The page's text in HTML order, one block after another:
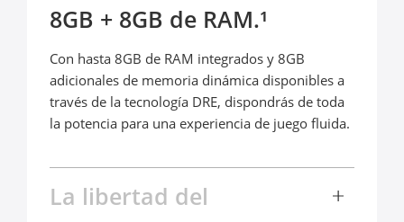
8GB + 8GB de RAM.¹
Con hasta 8GB de RAM integrados y 8GB
adicionales de memoria dinámica disponibles a
través de la tecnología DRE, dispondrás de toda
la potencia para una experiencia de juego fluida.
La libertad del